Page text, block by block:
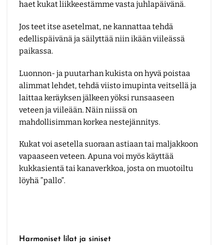
haet kukat liikkeestämme vasta juhlapäivänä.
Jos teet itse asetelmat, ne kannattaa tehdä
edellispäivänä ja säilyttää niin ikään viileässä
paikassa.
Luonnon- ja puutarhan kukista on hyvä poistaa
alimmat lehdet, tehdä viisto imupinta veitsellä ja
laittaa keräyksen jälkeen yöksi runsaaseen
veteen ja viileään. Näin niissä on
mahdollisimman korkea nestejännitys.
Kukat voi asetella suoraan astiaan tai maljakkoon
vapaaseen veteen. Apuna voi myös käyttää
kukkasientä tai kanaverkkoa, josta on muotoiltu
löyhä ”pallo”.
Harmoniset lilat ja siniset